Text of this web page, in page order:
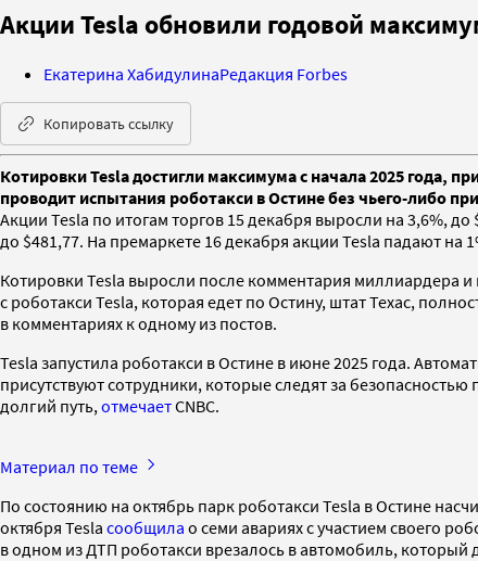
Акции Tesla обновили годовой
Екатерина ХабидулинаРедакция Forbes
Копировать ссылку
Котировки Tesla достигли максимума с начала 2025 года,
проводит испытания роботакси в Остине без чьего-либо
Акции Tesla по итогам торгов 15 декабря выросли на 3,6%,
до $481,77. На премаркете 16 декабря акции Tesla падают на
Котировки Tesla выросли после комментария миллиардера
с роботакси Tesla, которая едет по Остину, штат Техас,
в комментариях к одному из постов.
Tesla запустила роботакси в Остине в июне 2025 года.
присутствуют сотрудники, которые следят за
долгий путь, отмечаетCNBC.
Материал по теме
По состоянию на октябрь парк роботакси Tesla в Остине
октября Tesla сообщила о семи авариях с участием своего
в одном из ДТП роботакси врезалось в автомобиль,